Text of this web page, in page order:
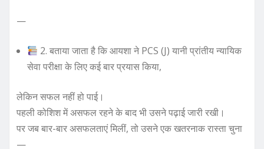
—
2. बताया जाता है कि आयशा ने PCS (J) यानी प्रांतीय न्यायिक
सेवा परीक्षा के लिए कई बार प्रयास किया,
लेकिन सफल नहीं हो पाई।
पहली कोशिश में असफल रहने के बाद भी उसने पढ़ाई जारी रखी।
पर जब बार-बार असफलताएं मिलीं, तो उसने एक खतरनाक रास्ता चुना
—